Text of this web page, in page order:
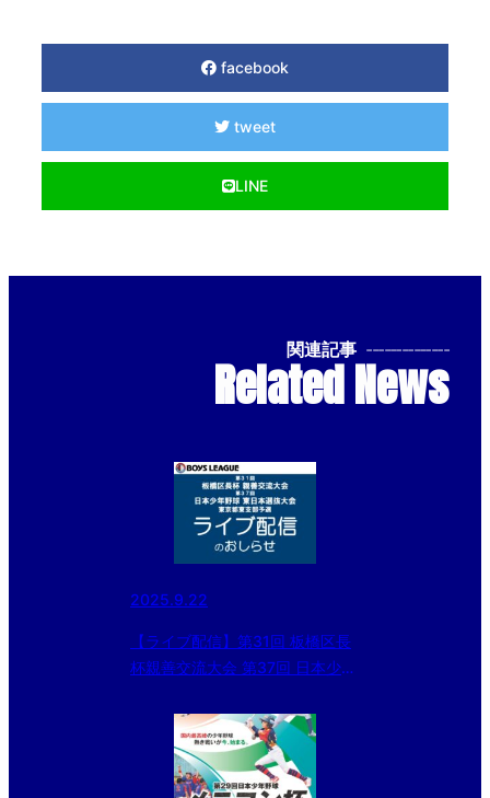
facebook
tweet
LINE
関連記事 --------------
Related News
2025.9.22
【ライブ配信】第31回 板橋区長
杯親善交流大会 第37回 日本少年
部予選